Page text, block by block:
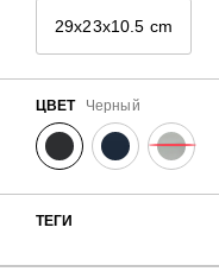
29x23x10.5 cm
ЦВЕТ Черный
ТЕГИ